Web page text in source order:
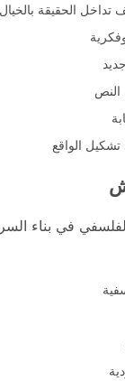
الحقيقة بالخيال
النص
الواقع
في بناء